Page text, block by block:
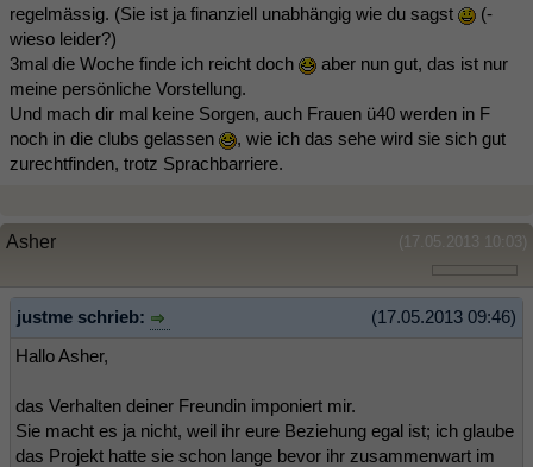
regelmässig. (Sie ist ja finanziell unabhängig wie du sagst
(-
wieso leider?)
3mal die Woche finde ich reicht doch
aber nun gut, das ist nur
meine persönliche Vorstellung.
Und mach dir mal keine Sorgen, auch Frauen ü40 werden in F
noch in die clubs gelassen
, wie ich das sehe wird sie sich gut
zurechtfinden, trotz Sprachbarriere.
(17.05.2013 10:03)
Asher
(17.05.2013 09:46)
justme schrieb:
Hallo Asher,
das Verhalten deiner Freundin imponiert mir.
Sie macht es ja nicht, weil ihr eure Beziehung egal ist; ich glaube
das Projekt hatte sie schon lange bevor ihr zusammenwart im